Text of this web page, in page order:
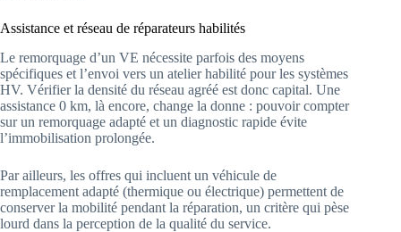
Assistance et réseau de réparateurs habilités
Le remorquage d’un VE nécessite parfois des moyens
spécifiques et l’envoi vers un atelier habilité pour les systèmes
HV. Vérifier la densité du réseau agréé est donc capital. Une
assistance 0 km, là encore, change la donne : pouvoir compter
sur un remorquage adapté et un diagnostic rapide évite
l’immobilisation prolongée.
Par ailleurs, les offres qui incluent un véhicule de
remplacement adapté (thermique ou électrique) permettent de
conserver la mobilité pendant la réparation, un critère qui pèse
lourd dans la perception de la qualité du service.